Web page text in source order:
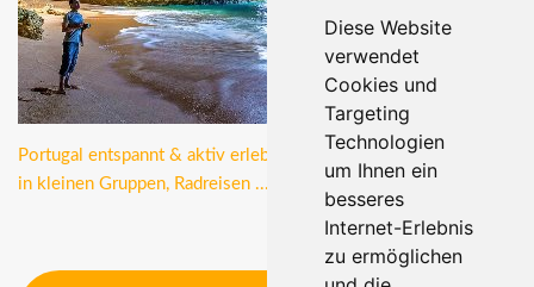
Diese Website
verwendet
Cookies und
Targeting
Technologien
um Ihnen ein
besseres
Internet-Erlebnis
zu ermöglichen
Portugal entspannt & aktiv erleben - Aktivurlaub, Gruppenreisen
in kleinen Gruppen, Radreisen ...